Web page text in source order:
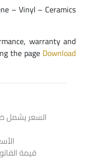
– Vinyl – Ceramics
warranty and
the page Download
السعر يشمل
قيمة